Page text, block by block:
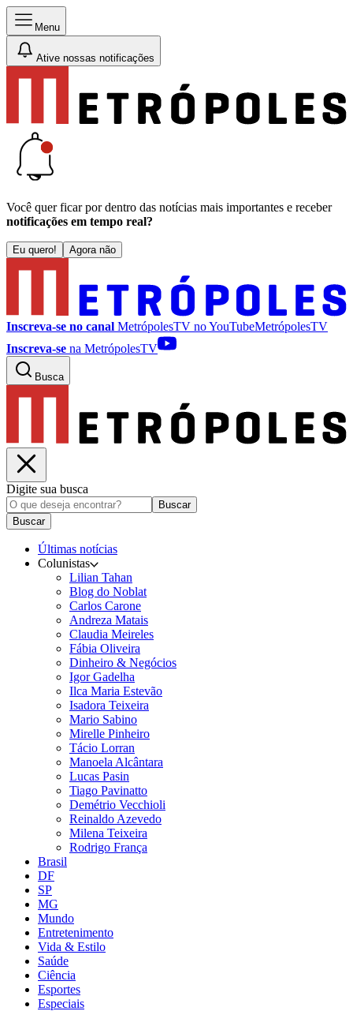
Menu
Ative nossas notificações
Você quer ficar por dentro das notícias mais importantes e receber
notificações em tempo real?
Eu quero! Agora não
Inscreva-se no canal MetrópolesTV noYouTubeMetrópolesTV
Inscreva-se na MetrópolesTV
Busca
Digite sua busca
Buscar
Buscar
Últimas notícias
Colunistas
Lilian Tahan
Blog do Noblat
Carlos Carone
Andreza Matais
Claudia Meireles
Fábia Oliveira
Dinheiro & Negócios
Igor Gadelha
Ilca Maria Estevão
Isadora Teixeira
Mario Sabino
Mirelle Pinheiro
Tácio Lorran
Manoela Alcântara
Lucas Pasin
Tiago Pavinatto
Demétrio Vecchioli
Reinaldo Azevedo
Milena Teixeira
Rodrigo França
Brasil
DF
SP
MG
Mundo
Entretenimento
Vida & Estilo
Saúde
Ciência
Esportes
Especiais